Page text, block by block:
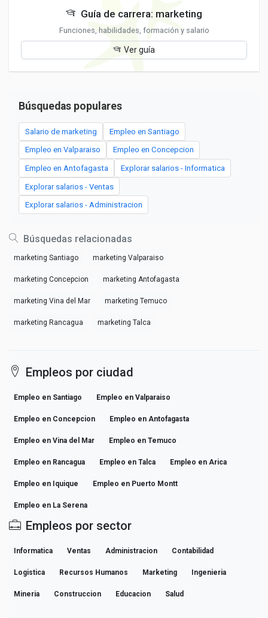
Guía de carrera: marketing
Funciones, habilidades, formación y salario
Ver guía
Búsquedas populares
Salario de marketing Empleo en Santiago
Empleo en Valparaiso Empleo en Concepcion
Empleo en Antofagasta Explorar salarios - Informatica
Explorar salarios - Ventas
Explorar salarios - Administracion
Búsquedas relacionadas
marketing Santiago marketing Valparaiso
marketing Concepcion marketing Antofagasta
marketing Vina del Mar marketing Temuco
marketing Rancagua marketing Talca
Empleos por ciudad
Empleo en Santiago Empleo en Valparaiso
Empleo en Concepcion Empleo en Antofagasta
Empleo en Vina del Mar Empleo en Temuco
Empleo en Rancagua Empleo en Talca Empleo en Arica
Empleo en Iquique Empleo en Puerto Montt
Empleo en La Serena
Empleos por sector
Informatica Ventas Administracion Contabilidad
Logistica Recursos Humanos Marketing Ingenieria
Mineria Construccion Educacion Salud